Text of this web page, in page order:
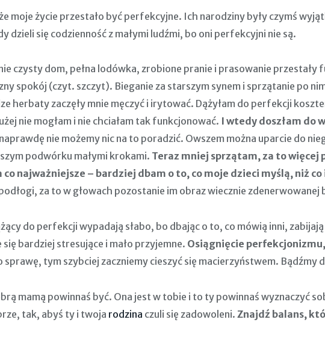
moje życie przestało być perfekcyjne. Ich narodziny były czymś
dzieli się codzienność z małymi ludźmi, bo oni perfekcyjni nie są.
czysty dom, pełna lodówka, zrobione pranie i prasowanie przestały
spokój (czyt. szczyt). Bieganie za starszym synem i sprzątanie po
herbaty zaczęły mnie męczyć i irytować. Dążyłam do perfekcji
nie mogłam i nie chciałam tak funkcjonować. I wtedy doszłam do
nie możemy nic na to poradzić. Owszem można uparcie do
podwórku małymi krokami. Teraz mniej sprzątam, za to
co najważniejsze – bardziej dbam o to, co moje dzieci myślą, niż
za to w głowach pozostanie im obraz wiecznie zdenerwowanej
do perfekcji wypadają słabo, bo dbając o to, co mówią inni,
bardziej stresujące i mało przyjemne. Osiągnięcie
sprawę, tym szybciej zaczniemy cieszyć się macierzyństwem. Bądźmy
mamą powinnaś być. Ona jest w tobie i to ty powinnaś wyznaczyć
tak, abyś ty i twoja rodzina czuli się zadowoleni. Znajdź balans,